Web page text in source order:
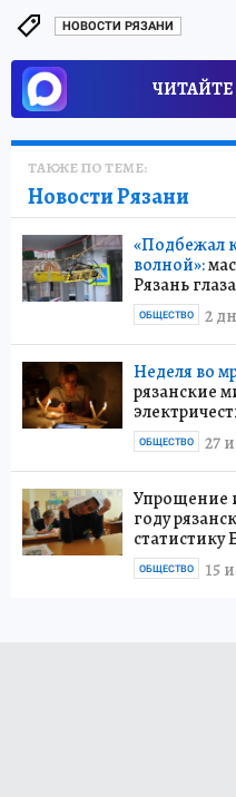
НОВОСТИ РЯЗАНИ
ТАКЖЕ ПО ТЕМЕ:
Новости Рязани
«Подбежал
волной»:
Рязань
2
ОБЩЕСТВО
Неделя во
рязанские
27
ОБЩЕСТВО
Упрощение
году
статистику
15
ОБЩЕСТВО